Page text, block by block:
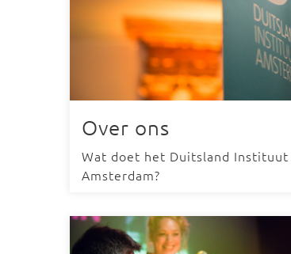
Over ons
Wat doet het Duitsland Instituut
Amsterdam?